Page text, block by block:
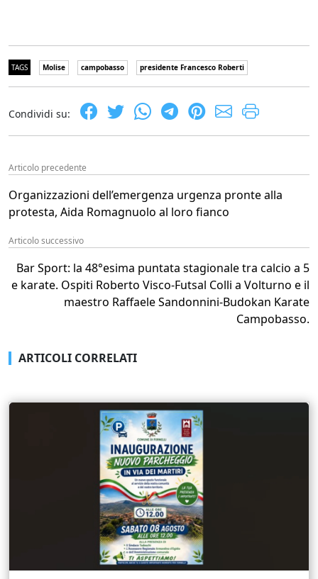
TAGS Molise campobasso presidente Francesco Roberti
Condividi su:
Articolo precedente
Organizzazioni dell’emergenza urgenza pronte alla
protesta, Aida Romagnuolo al loro fianco
Articolo successivo
Bar Sport: la 48°esima puntata stagionale tra calcio a 5
e karate. Ospiti Roberto Visco-Futsal Colli a Volturno e il
maestro Raffaele Sandonnini-Budokan Karate
Campobasso.
ARTICOLI CORRELATI